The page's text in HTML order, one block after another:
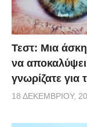
Τεστ: Μια
να
γνωρίζατε
18 ΔΕΚΕΜΒΡΊΟΥ,